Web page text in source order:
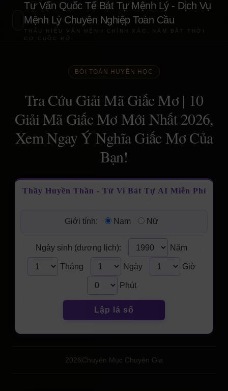
Tư Vấn Quốc Tế Bát Tự Mệnh Lý - Dịch Vụ
Mệnh Lý Chuyên Nghiệp Toàn Cầu
THẤU HIỂU VẬN MỆNH CHÍNH XÁC, NẮM BẮT THỜI
CƠ CUỘC ĐỜI
BÓI TOÁN HUYỀN HỌC
Tra Cứu Giải Mã Giấc Mơ | 10
Giải Mã Giấc Mơ Mới Nhất 2026,
Xem Ngay Ý Nghĩa Giấc Mơ Của
Bạn!
Thầy Huyền Thần - Tử Vi Bát Tự AI Miễn Phí
Giới tính: Nam Nữ
Ngày sinh (dương lịch): Năm
Tháng Ngày Giờ
Phút
Lập lá số
2026Chuyên Mục Chuyên Gia